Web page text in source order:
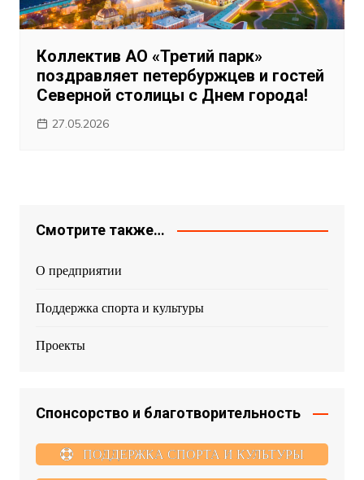
Коллектив АО «Третий парк»
поздравляет петербуржцев и гостей
Северной столицы с Днем города!
27.05.2026
Смотрите также…
О предприятии
Поддержка спорта и культуры
Проекты
Спонсорство и благотворительность
ПОДДЕРЖКА СПОРТА И КУЛЬТУРЫ